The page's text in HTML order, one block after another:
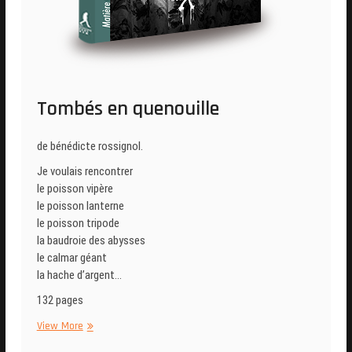
Tombés en quenouille
de bénédicte rossignol.
Je voulais rencontrer
le poisson vipère
le poisson lanterne
le poisson tripode
la baudroie des abysses
le calmar géant
la hache d’argent…
132 pages
View MoreTombés